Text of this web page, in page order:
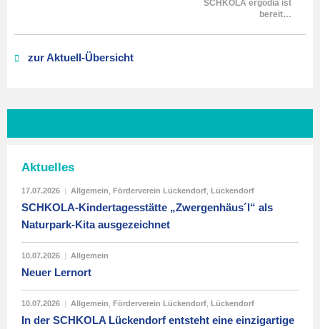
SCHKOLA ergodia ist
bereit…
zur Aktuell-Übersicht
Aktuelles
17.07.2026 | Allgemein Förderverein Lückendorf Lückendorf
SCHKOLA-Kindertagesstätte „Zwergenhäus´l“ als
Naturpark-Kita ausgezeichnet
10.07.2026 | Allgemein
Neuer Lernort
10.07.2026 | Allgemein Förderverein Lückendorf Lückendorf
In der SCHKOLA Lückendorf entsteht eine einzigartige